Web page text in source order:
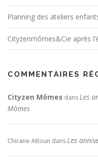
Planning des ateliers
Cityzenmômes&Cie après
COMMENTAIRES
Cityzen Mômes dans Les
Mômes
Chirane Attoun dans Les